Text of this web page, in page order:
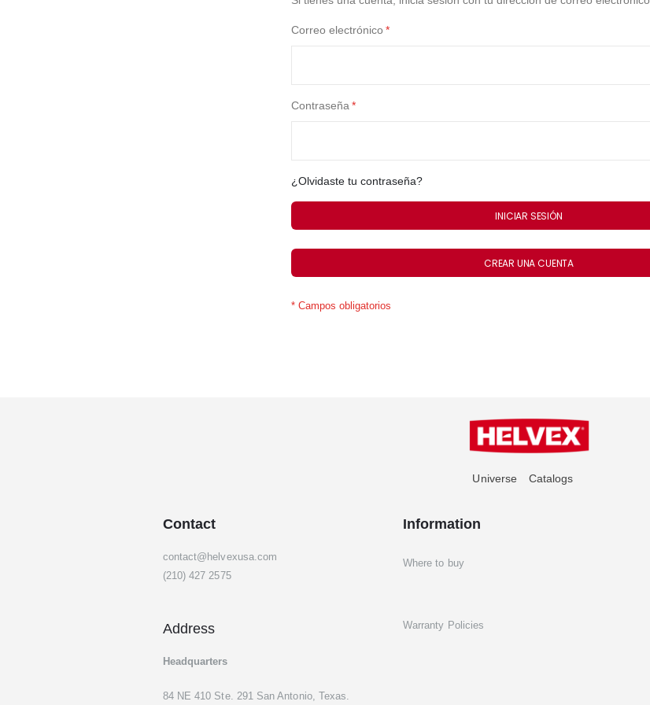
Correo electrónico
Contraseña
¿Olvidaste tu contraseña?
INICIAR SESIÓN
CREAR UNA CUENTA
Universe Catalogs
Contact
contact@helvexusa.com
(210) 427 2575
Address
Headquarters
84 NE 410 Ste. 291 San Antonio, Texas.
Information
Where to buy
Warranty Policies